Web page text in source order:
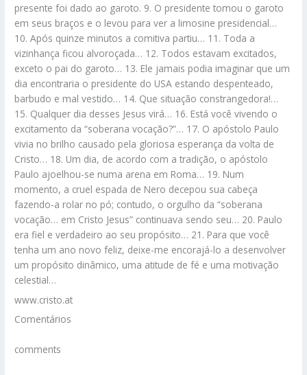
presente foi dado ao garoto. 9. O presidente tomou o garoto
em seus braços e o levou para ver a limosine presidencial…
10. Após quinze minutos a comitiva partiu… 11. Toda a
vizinhança ficou alvoroçada… 12. Todos estavam excitados,
exceto o pai do garoto… 13. Ele jamais podia imaginar que um
dia encontraria o presidente do USA estando despenteado,
barbudo e mal vestido… 14. Que situação constrangedora!…
15. Qualquer dia desses Jesus virá… 16. Está você vivendo o
excitamento da “soberana vocação?”… 17. O apóstolo Paulo
vivia no brilho causado pela gloriosa esperança da volta de
Cristo… 18. Um dia, de acordo com a tradição, o apóstolo
Paulo ajoelhou-se numa arena em Roma… 19. Num
momento, a cruel espada de Nero decepou sua cabeça
fazendo-a rolar no pó; contudo, o orgulho da “soberana
vocação… em Cristo Jesus” continuava sendo seu… 20. Paulo
era fiel e verdadeiro ao seu propósito… 21. Para que você
tenha um ano novo feliz, deixe-me encorajá-lo a desenvolver
um propósito dinâmico, uma atitude de fé e uma motivação
celestial…
www.cristo.at
Comentários
comments